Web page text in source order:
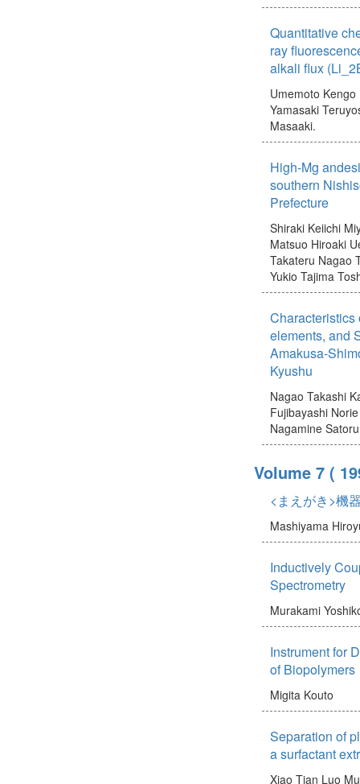
Quantitative
ray
alkali flux
Umemoto Kengo
Yamasaki
Masaaki.
High-Mg
southern
Prefecture
Shiraki Keiichi
Matsuo Hiroaki
Takateru Nagao
Yukio Tajima
Characteristics
elements, and
Amakusa-
Kyushu
Nagao Takashi
Fujibayashi Norie
Nagamine Satoru
Volume 7 (
<まえがき>機
Mashiyama
Inductively
Spectrometry
Murakami
Instrument for
of Biopolymers
Migita Kouto
Separation of
a surfactant
Xiao Tian Luo